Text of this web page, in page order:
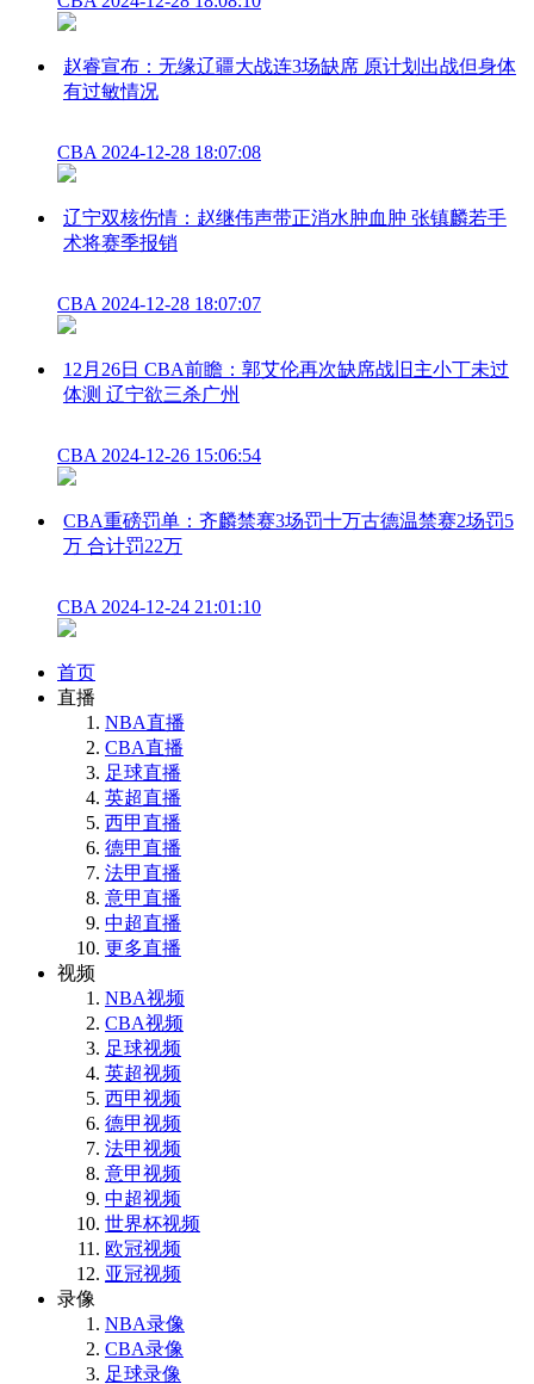
赵睿宣布：无缘辽疆大战连3场缺席 原计划出战但身体
有过敏情况
CBA 2024-12-28 18:07:08
辽宁双核伤情：赵继伟声带正消水肿血肿 张镇麟若手
术将赛季报销
CBA 2024-12-28 18:07:07
12月26日 CBA前瞻：郭艾伦再次缺席战旧主小丁未过
体测 辽宁欲三杀广州
CBA 2024-12-26 15:06:54
CBA重磅罚单：齐麟禁赛3场罚十万古德温禁赛2场罚5
万 合计罚22万
CBA 2024-12-24 21:01:10
首页
直播
NBA直播
CBA直播
足球直播
英超直播
西甲直播
德甲直播
法甲直播
意甲直播
中超直播
更多直播
视频
NBA视频
CBA视频
足球视频
英超视频
西甲视频
德甲视频
法甲视频
意甲视频
中超视频
世界杯视频
欧冠视频
亚冠视频
录像
NBA录像
CBA录像
足球录像